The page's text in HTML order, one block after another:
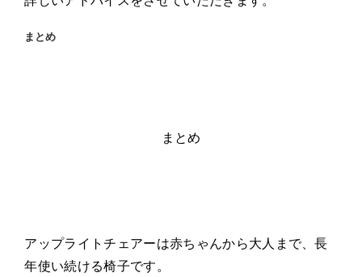
まとめ
まとめ
アップライトチェアーは赤ちゃんから大人まで、長
年使い続ける椅子です。